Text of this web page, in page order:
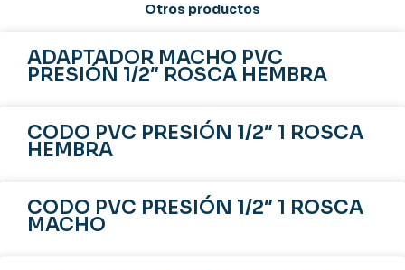
Otros productos
ADAPTADOR MACHO PVC
PRESIÓN 1/2″ ROSCA HEMBRA
CODO PVC PRESIÓN 1/2″ 1 ROSCA
HEMBRA
CODO PVC PRESIÓN 1/2″ 1 ROSCA
MACHO